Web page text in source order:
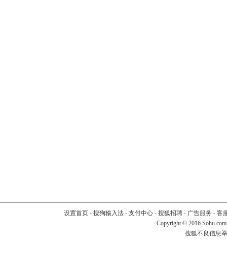
设置首页- 搜狗输入法- 支付中心- 搜狐招聘- 广告服务 - 客
Copyright © 2016
搜狐不良信息